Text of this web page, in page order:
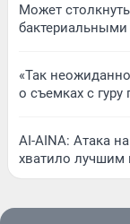
Может
«Так
о съемках с
AI-AINA: Атака
хватило лучшим